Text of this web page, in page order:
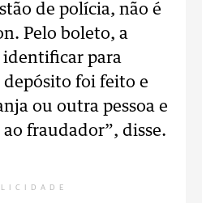
de polícia, não é
Pelo boleto, a
identificar para
depósito foi feito e
ou outra pessoa e
ao fraudador”, disse.